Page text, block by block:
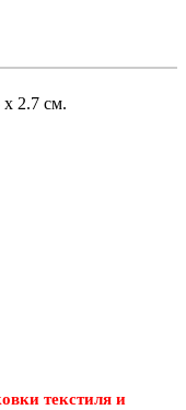
x 2.7 см.
текстиля и